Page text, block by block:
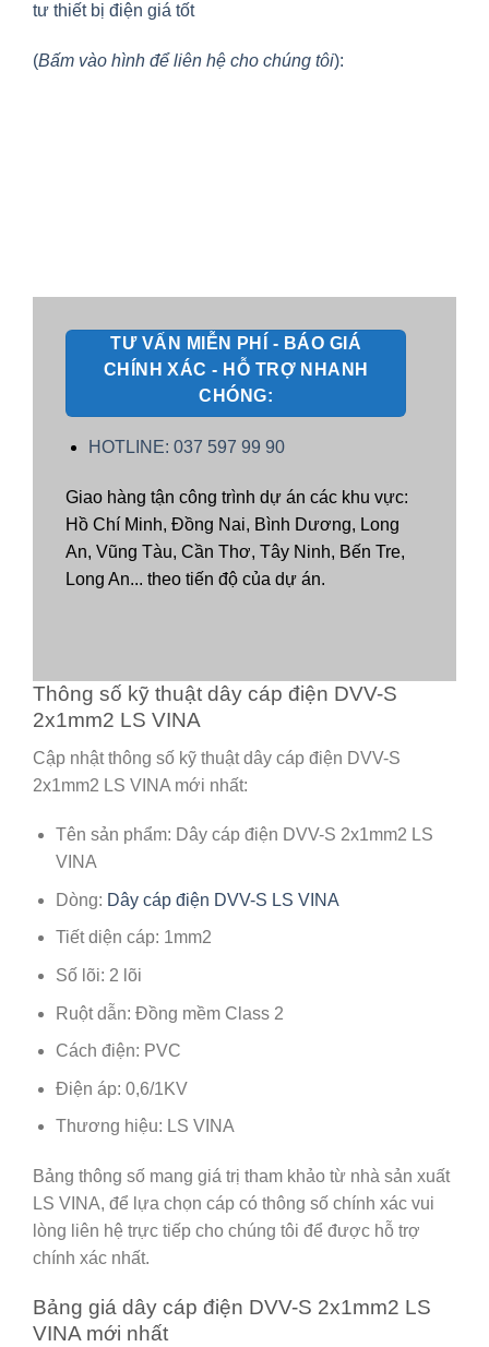
tư thiết bị điện giá tốt
(Bấm vào hình để liên hệ cho chúng tôi):
TƯ VẤN MIỄN PHÍ - BÁO GIÁ
CHÍNH XÁC - HỖ TRỢ NHANH
CHÓNG:
HOTLINE: 037 597 99 90
Giao hàng tận công trình dự án các khu vực:
Hồ Chí Minh, Đồng Nai, Bình Dương, Long
An, Vũng Tàu, Cần Thơ, Tây Ninh, Bến Tre,
Long An... theo tiến độ của dự án.
Thông số kỹ thuật dây cáp điện DVV-S
2x1mm2 LS VINA
Cập nhật thông số kỹ thuật dây cáp điện DVV-S
2x1mm2 LS VINA mới nhất:
Tên sản phẩm: Dây cáp điện DVV-S 2x1mm2 LS
VINA
Dòng: Dây cáp điện DVV-S LS VINA
Tiết diện cáp: 1mm2
Số lõi: 2 lõi
Ruột dẫn: Đồng mềm Class 2
Cách điện: PVC
Điện áp: 0,6/1KV
Thương hiệu: LS VINA
Bảng thông số mang giá trị tham khảo từ nhà sản xuất
LS VINA, để lựa chọn cáp có thông số chính xác vui
lòng liên hệ trực tiếp cho chúng tôi để được hỗ trợ
chính xác nhất.
Bảng giá dây cáp điện DVV-S 2x1mm2 LS
VINA mới nhất